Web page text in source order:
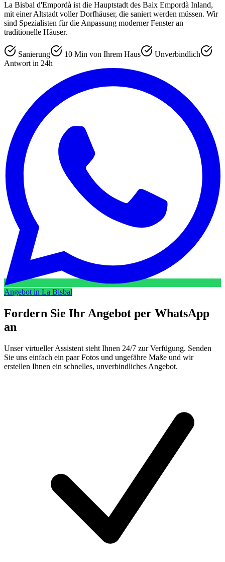
La Bisbal d'Empordà ist die Hauptstadt des Baix Empordà Inland,
mit einer Altstadt voller Dorfhäuser, die saniert werden müssen. Wir
sind Spezialisten für die Anpassung moderner Fenster an
traditionelle Häuser.
Sanierung 10 Min von Ihrem Haus
Unverbindlich
Antwort in 24h
Angebot in La Bisbal
Fordern Sie Ihr Angebot per WhatsApp
an
Unser virtueller Assistent steht Ihnen 24/7 zur Verfügung. Senden
Sie uns einfach ein paar Fotos und ungefähre Maße und wir
erstellen Ihnen ein schnelles, unverbindliches Angebot.